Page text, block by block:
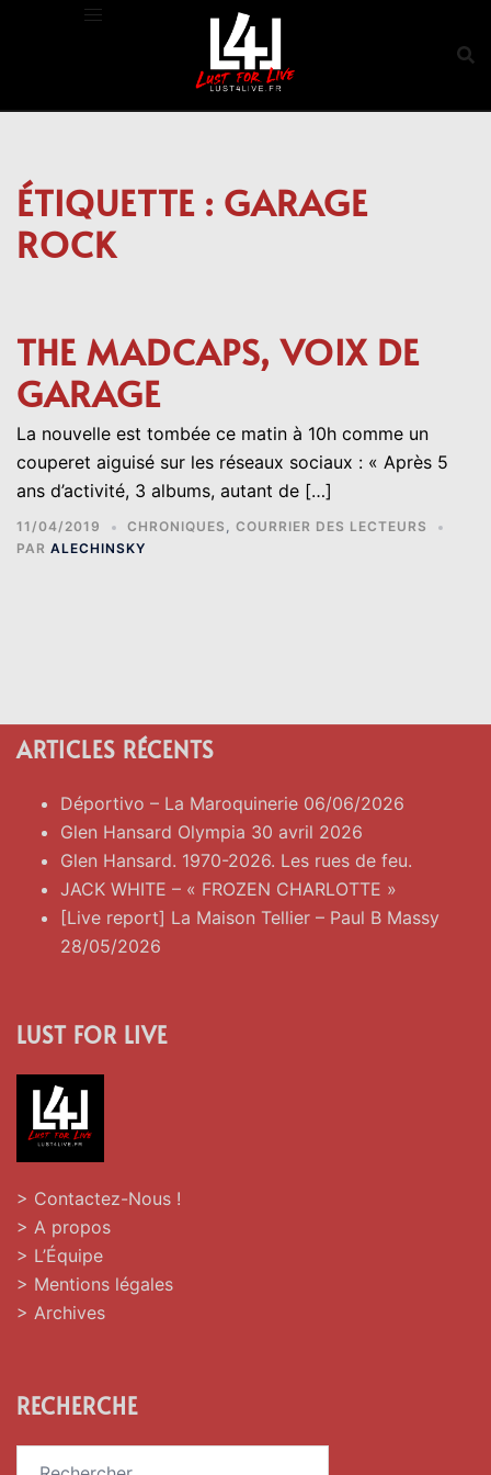
ÉTIQUETTE : GARAGE
ROCK
THE MADCAPS, VOIX DE
GARAGE
La nouvelle est tombée ce matin à 10h comme un
couperet aiguisé sur les réseaux sociaux : « Après 5
ans d’activité, 3 albums, autant de […]
11/04/2019 CHRONIQUES , COURRIER DES LECTEURS
PAR ALECHINSKY
ARTICLES RÉCENTS
Déportivo – La Maroquinerie 06/06/2026
Glen Hansard Olympia 30 avril 2026
Glen Hansard. 1970-2026. Les rues de feu.
JACK WHITE – « FROZEN CHARLOTTE »
[Live report] La Maison Tellier – Paul B Massy
28/05/2026
LUST FOR LIVE
> Contactez-Nous !
> A propos
> L’Équipe
> Mentions légales
> Archives
RECHERCHE